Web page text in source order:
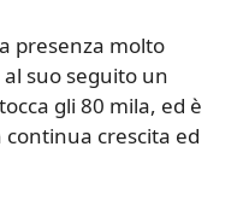
presenza molto
suo seguito un
gli 80 mila, ed è
crescita ed